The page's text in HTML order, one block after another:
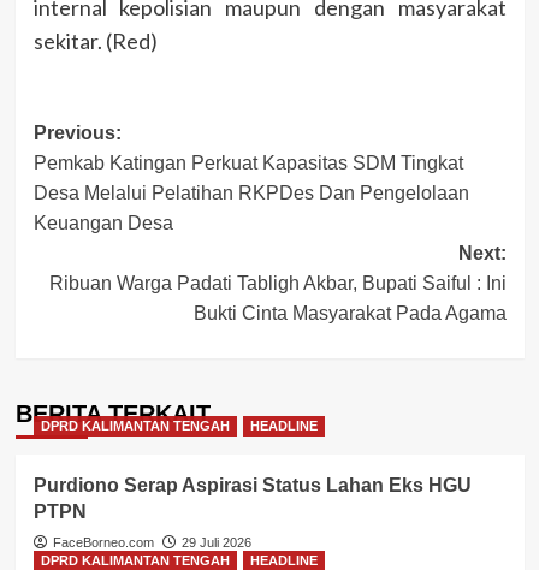
internal kepolisian maupun dengan masyarakat
sekitar. (Red)
Post
navigation
Previous:
Pemkab Katingan Perkuat Kapasitas SDM Tingkat
Desa Melalui Pelatihan RKPDes Dan Pengelolaan
Keuangan Desa
Next:
Ribuan Warga Padati Tabligh Akbar, Bupati Saiful : Ini
Bukti Cinta Masyarakat Pada Agama
BERITA TERKAIT
DPRD KALIMANTAN TENGAH HEADLINE
Purdiono Serap Aspirasi Status Lahan Eks HGU
PTPN
FaceBorneo.com
29 Juli 2026
DPRD KALIMANTAN TENGAH
HEADLINE